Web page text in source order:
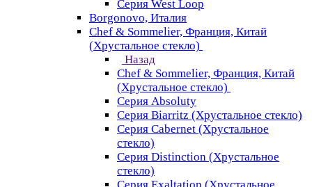
Серия West Loop
Borgonovo, Италия
Chef & Sommelier, Франция, Китай
(Хрустальное стекло)
Назад
Chef & Sommelier, Франция, Китай
(Хрустальное стекло)
Серия Absoluty
Серия Biarritz (Хрустальное стекло)
Серия Cabernet (Хрустальное
стекло)
Серия Distinction (Хрустальное
стекло)